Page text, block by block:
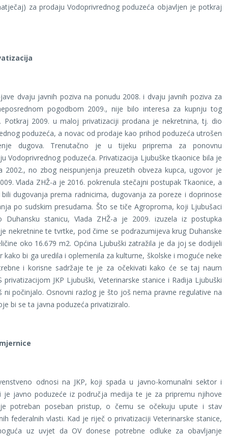
za prodaju Vodoprivrednog poduzeća objavljen je potkraj
dvaju javnih poziva na ponudu 2008. i dvaju javnih poziva za
pogodbom 2009., nije bilo interesa za kupnju tog
Potkraj 2009. u maloj privatizaciji prodana je nekretnina, tj. dio
poduzeća, a novac od prodaje kao prihod poduzeća utrošen
dugova. Trenutačno je u tijeku priprema za ponovnu
Vodoprivrednog poduzeća. Privatizacija Ljubuške tkaonice bila je
2002., no zbog neispunjenja preuzetih obveza kupca, ugovor je
Vlada ZHŽ-a je 2016. pokrenula stečajni postupak Tkaonice, a
dugovanja prema radnicima, dugovanja za poreze i doprinose
po sudskim presudama. Što se tiče Agroproma, koji Ljubušaci
Duhansku stanicu, Vlada ZHŽ-a je 2009. izuzela iz postupka
nekretnine te tvrtke, pod čime se podrazumijeva krug Duhanske
oko 16.679 m2. Općina Ljubuški zatražila je da joj se dodijeli
kako bi ga uredila i oplemenila za kulturne, školske i moguće neke
i korisne sadržaje te je za očekivati kako će se taj naum
privatizacijom JKP Ljubuški, Veterinarske stanice i Radija Ljubuški
ni počinjalo. Osnovni razlog je što još nema pravne regulative na
bi se ta javna poduzeća privatiziralo.
odnosi na JKP, koji spada u javno-komunalni sektor i
je javno poduzeće iz područja medija te je za pripremu njihove
potreban poseban pristup, o čemu se očekuju upute i stav
federalnih vlasti. Kad je riječ o privatizaciji Veterinarske stanice,
uz uvjet da OV donese potrebne odluke za obavljanje